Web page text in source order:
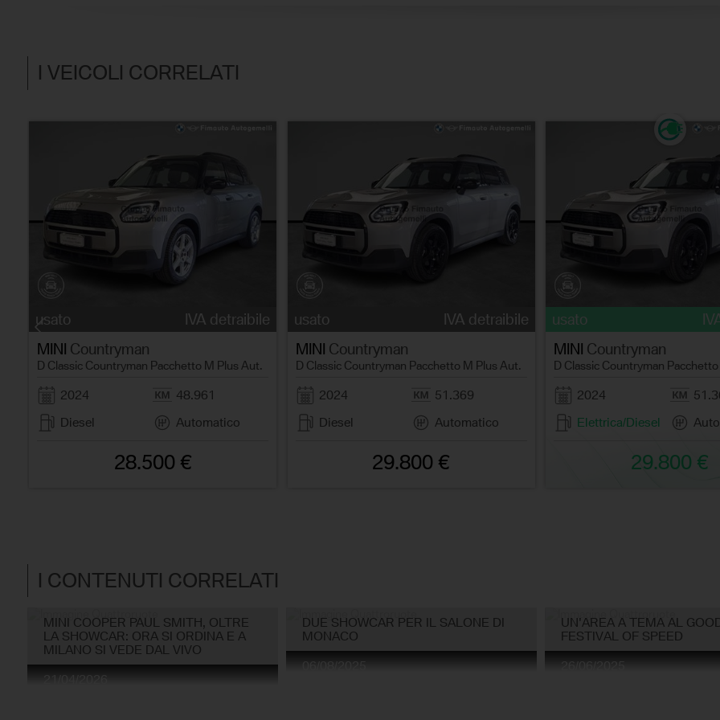
I VEICOLI CORRELATI
usato
IVA detraibile
MINI Countryman
D Classic Countryman Pacchetto M Plus Aut.
2024
48.961
Diesel
Automatico
28.500 €
usato
IVA detraibile
MINI Countryman
D Classic Countryman Pacchetto M Plus Aut.
2024
51.369
Diesel
Automatico
29.800 €
usato
MINI Countryman
D Classic Countryman
2024
Elettrica/Diesel
29.800 €
I CONTENUTI CORRELATI
MINI COOPER PAUL SMITH, OLTRE
LA SHOWCAR: ORA SI ORDINA E A
MILANO SI VEDE DAL VIVO
DUE SHOWCAR PER IL SALONE DI
MONACO
UN'AREA A TEMA AL
FESTIVAL OF SPEED